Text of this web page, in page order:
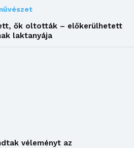
ők oltották – előkerülhetett
laktanyája
véleményt az